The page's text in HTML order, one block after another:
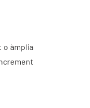
o àmplia